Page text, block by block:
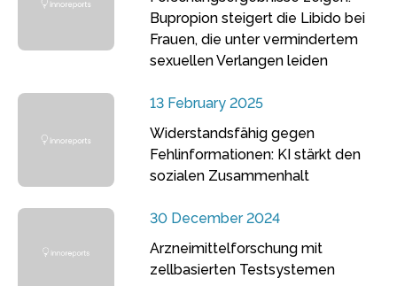
Bupropion steigert die Libido bei
Frauen, die unter vermindertem
sexuellen Verlangen leiden
13 February 2025
Widerstandsfähig gegen
Fehlinformationen: KI stärkt den
sozialen Zusammenhalt
30 December 2024
Arzneimittelforschung mit
zellbasierten Testsystemen